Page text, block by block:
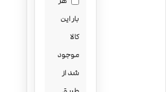
بار این
کالا
موجود
شد از